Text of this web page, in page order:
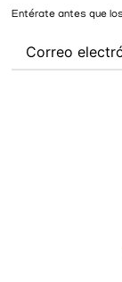
Entérate antes que